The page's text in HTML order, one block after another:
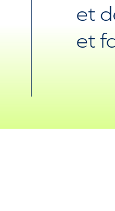
et
et